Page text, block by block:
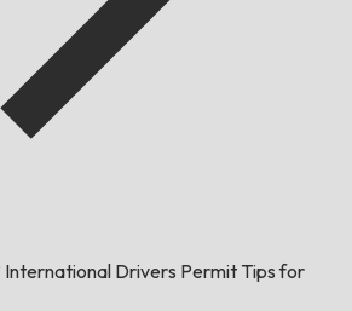
International Drivers Permit Tips for